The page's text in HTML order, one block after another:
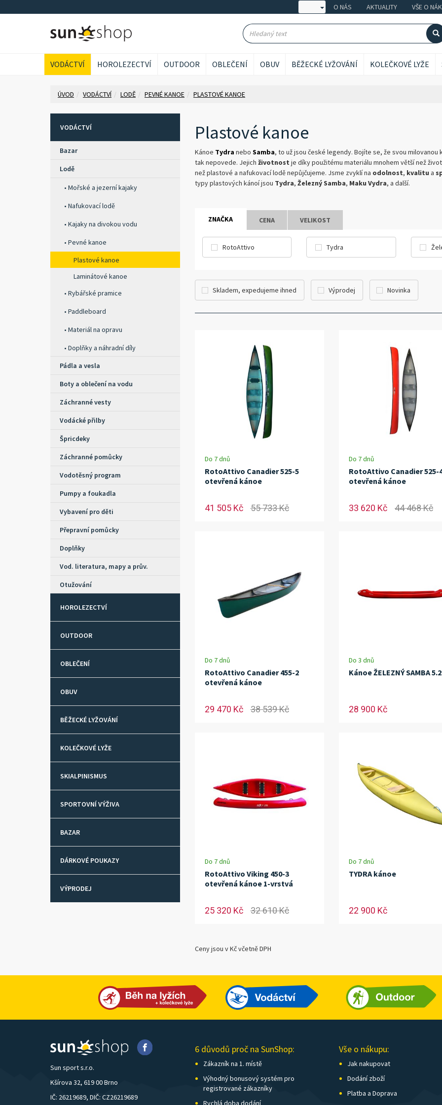
O NÁS AKTUALITY VŠE O
VODÁCTVÍ HOROLEZECTVÍ OUTDOOR OBLEČENÍ OBUV BĚŽECKÉ LYŽOVÁNÍ KOLEČKOVÉ LYŽE
ÚVOD VODÁCTVÍ LODĚ PEVNÉ KANOE PLASTOVÉ KANOE
VODÁCTVÍ
Bazar
Lodě
Mořské a jezerní kajaky
Nafukovací lodě
Kajaky na divokou vodu
Pevné kanoe
Plastové kanoe
Laminátové kanoe
Rybářské pramice
Paddleboard
Materiál na opravu
Doplňky a náhradní díly
Pádla a vesla
Boty a oblečení na vodu
Záchranné vesty
Vodácké přilby
Špricdeky
Záchranné pomůcky
Vodotěsný program
Pumpy a foukadla
Vybavení pro děti
Přepravní pomůcky
Doplňky
Vod. literatura, mapy a prův.
Otužování
HOROLEZECTVÍ
OUTDOOR
OBLEČENÍ
OBUV
BĚŽECKÉ LYŽOVÁNÍ
KOLEČKOVÉ LYŽE
SKIALPINISMUS
SPORTOVNÍ VÝŽIVA
BAZAR
DÁRKOVÉ POUKAZY
VÝPRODEJ
Plastové kanoe
Kánoe Tydra nebo Samba, to už jsou české legendy. Bojíte se, že svou
tak nepovede. Jejich životnost je díky použitému materiálu mnohem větší než
než plastové a nafukovací lodě nepůjčujeme. Jsme zvyklí na odolnost, kvalitu a
typy plastových kánoí jsou Tydra, Železný Samba, Maku Vydra, a další.
ZNAČKA CENA VELIKOST
RotoAttivo Tydra
Skladem, expedujeme ihned Výprodej Novinka
Do 7 dnů
RotoAttivo Canadier 525-5
otevřená kánoe
41 505 Kč 55 733 Kč
Do 7 dnů
RotoAttivo Canadier 525-
otevřená kánoe
33 620 Kč 44 468 Kč
Do 7 dnů
RotoAttivo Canadier 455-2
otevřená kánoe
29 470 Kč 38 539 Kč
Do 3 dnů
Kánoe ŽELEZNÝ SAMBA 5.2
28 900 Kč
Do 7 dnů
RotoAttivo Viking 450-3
otevřená kánoe 1-vrstvá
25 320 Kč 32 610 Kč
Do 7 dnů
TYDRA kánoe
22 900 Kč
Ceny jsou v Kč včetně DPH
Sun sport s.r.o.
Kšírova 32, 619 00 Brno
IČ: 26219689, DIČ: CZ26219689
6 důvodů proč na SunShop:
Zákazník na 1. místě
Výhodný bonusový systém pro
registrované zákazníky
Rychlá doba dodání
Vše o nákupu:
Jak nakupovat
Dodání zboží
Platba a Doprava